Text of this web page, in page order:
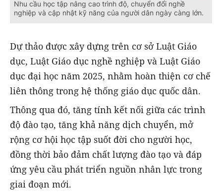
Nhu cầu học tập nâng cao trình độ, chuyển đổi nghề
nghiệp và cập nhật kỹ năng của người dân ngày càng lớn.
Dự thảo được xây dựng trên cơ sở Luật Giáo
dục, Luật Giáo dục nghề nghiệp và Luật Giáo
dục đại học năm 2025, nhằm hoàn thiện cơ chế
liên thông trong hệ thống giáo dục quốc dân.
Thông qua đó, tăng tính kết nối giữa các trình
độ đào tạo, tăng khả năng dịch chuyển, mở
rộng cơ hội học tập suốt đời cho người học,
đồng thời bảo đảm chất lượng đào tạo và đáp
ứng yêu cầu phát triển nguồn nhân lực trong
giai đoạn mới.